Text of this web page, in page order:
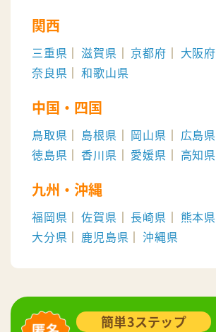
簡単3ステップ
関西
三重県 滋賀県 京都府 大阪府
奈良県
和歌山県
中国・四国
鳥取県 島根県 岡山県 広島県
徳島県
香川県 愛媛県 高知県
九州・沖縄
福岡県 佐賀県 長崎県 熊本県
大分県
鹿児島県 沖縄県